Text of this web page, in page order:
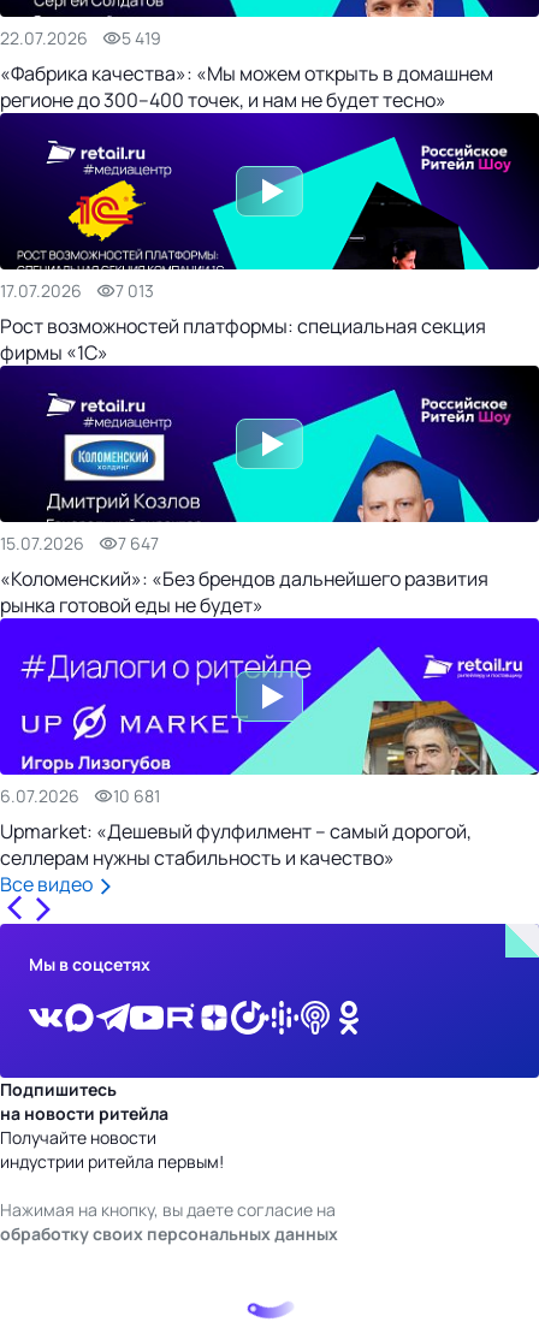
22.07.2026 5 419
«Фабрика качества»: «Мы можем открыть в домашнем
регионе до 300–400 точек, и нам не будет тесно»
17.07.2026 7 013
Рост возможностей платформы: специальная секция
фирмы «1С»
15.07.2026 7 647
«Коломенский»: «Без брендов дальнейшего развития
рынка готовой еды не будет»
6.07.2026 10 681
Upmarket: «Дешевый фулфилмент – самый дорогой,
селлерам нужны стабильность и качество»
Все видео
Мы в соцсетях
Подпишитесь
на новости ритейла
Получайте новости
индустрии ритейла первым!
Нажимая на кнопку, вы даете согласие на
обработку своих персональных данных